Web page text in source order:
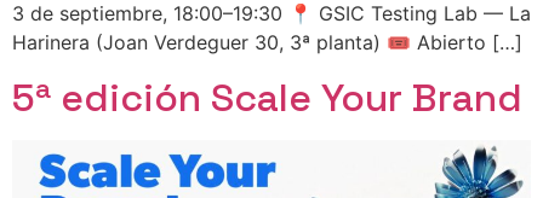
3 de septiembre, 18:00–19:30 📍 GSIC Testing Lab — La
Harinera (Joan Verdeguer 30, 3ª planta) 🎟️ Abierto […]
5ª edición Scale Your Brand